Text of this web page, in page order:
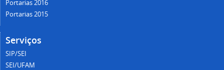
Portarias 2016
Portarias 2015
Serviços
SIP/SEI
SEI/UFAM